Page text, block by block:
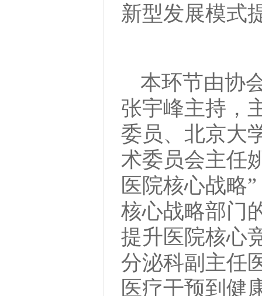
新型发展模式
本环节由协
张宇峰主持，
委员、北京大
术委员会主任
医院核心战略
核心战略部门
提升医院核心
分泌科副主任
医疗干预到健